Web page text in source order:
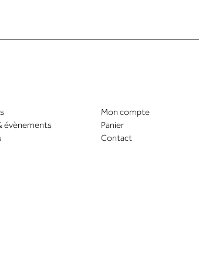
évènements
Mon compte
Panier
Contact